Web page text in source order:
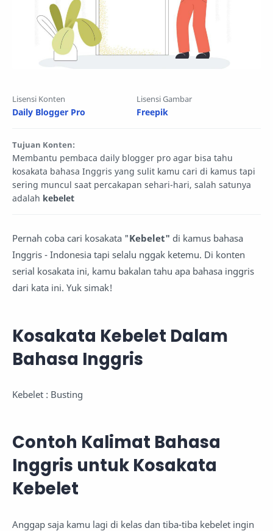
Lisensi Konten
Daily Blogger Pro
Lisensi Gambar
Freepik
Tujuan Konten:
Membantu pembaca daily blogger pro agar bisa tahu
kosakata bahasa Inggris yang sulit kamu cari di kamus tapi
sering muncul saat percakapan sehari-hari, salah satunya
adalah kebelet
Pernah coba cari kosakata "Kebelet" di kamus bahasa
Inggris - Indonesia tapi selalu nggak ketemu. Di konten
serial kosakata ini, kamu bakalan tahu apa bahasa inggris
dari kata ini. Yuk simak!
Kosakata Kebelet Dalam
Bahasa Inggris
Kebelet : Busting
Contoh Kalimat Bahasa
Inggris untuk Kosakata
Kebelet
Anggap saja kamu lagi di kelas dan tiba-tiba kebelet ingin